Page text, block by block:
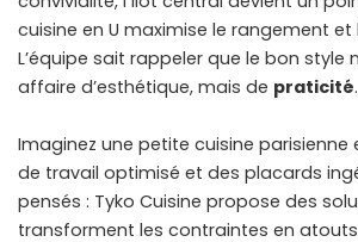
cuisine en U maximise le rangement et
L’équipe sait rappeler que le bon style
affaire d’esthétique, mais de praticité.
Imaginez une petite cuisine parisienne
de travail optimisé et des placards
pensés : Tyko Cuisine propose des
transforment les contraintes en